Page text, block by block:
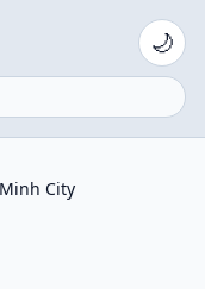
🌙
City